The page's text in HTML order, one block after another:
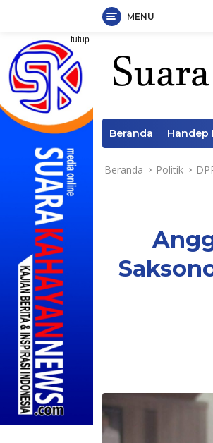
Langsung
konten
MENU
tutup
Beranda Handep
Beranda Politik